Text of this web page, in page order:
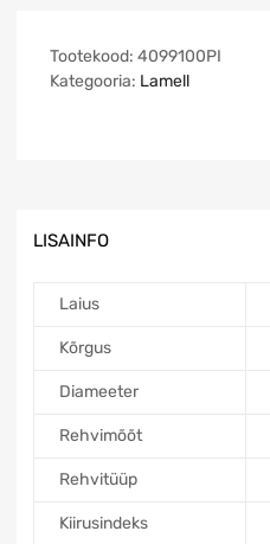
Tootekood: 4099100PI
Kategooria: Lamell
LISAINFO
Laius
Kõrgus
Diameeter
Rehvimõõt
Rehvitüüp
Kiirusindeks